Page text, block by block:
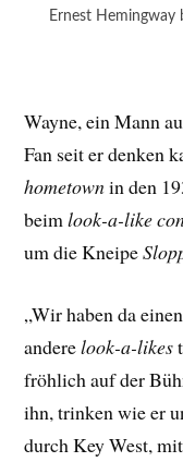
Ernest Hemingway
Wayne, ein Mann
Fan seit er denken
hometownin den
beimlook-a-like
um die Kneipe
„Wir haben da
anderelook-a-likes
fröhlich auf der
ihn, trinken wie er
durch Key West,